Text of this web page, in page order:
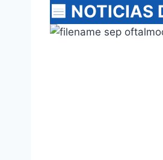
🟦 NOTICIAS